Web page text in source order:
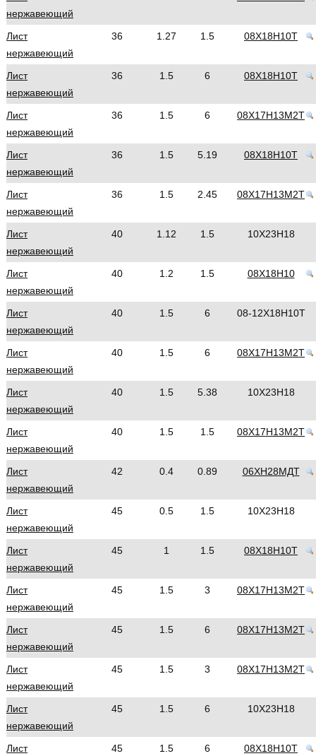
нержавеющий
Лист
нержавеющий
36 1.27 1.5 08Х18Н10Т
Лист
нержавеющий
36 1.5 6 08Х18Н10Т
Лист
нержавеющий
36 1.5 6 08Х17Н13М2Т
Лист
нержавеющий
36 1.5 5.19 08Х18Н10Т
Лист
нержавеющий
36 1.5 2.45 08Х17Н13М2Т
Лист
нержавеющий
40 1.12 1.5 10Х23Н18
Лист
нержавеющий
40 1.2 1.5 08Х18Н10
Лист
нержавеющий
40 1.5 6 08-12Х18Н10Т
Лист
нержавеющий
40 1.5 6 08Х17Н13М2Т
Лист
нержавеющий
40 1.5 5.38 10Х23Н18
Лист
нержавеющий
40 1.5 1.5 08Х17Н13М2Т
Лист
нержавеющий
42 0.4 0.89 06ХН28МДТ
Лист
нержавеющий
45 0.5 1.5 10Х23Н18
Лист
нержавеющий
45 1 1.5 08Х18Н10Т
Лист
нержавеющий
45 1.5 3 08Х17Н13М2Т
Лист
нержавеющий
45 1.5 6 08Х17Н13М2Т
Лист
нержавеющий
45 1.5 3 08Х17Н13М2Т
Лист
нержавеющий
45 1.5 6 10Х23Н18
Лист
45 1.5 6 08Х18Н10Т